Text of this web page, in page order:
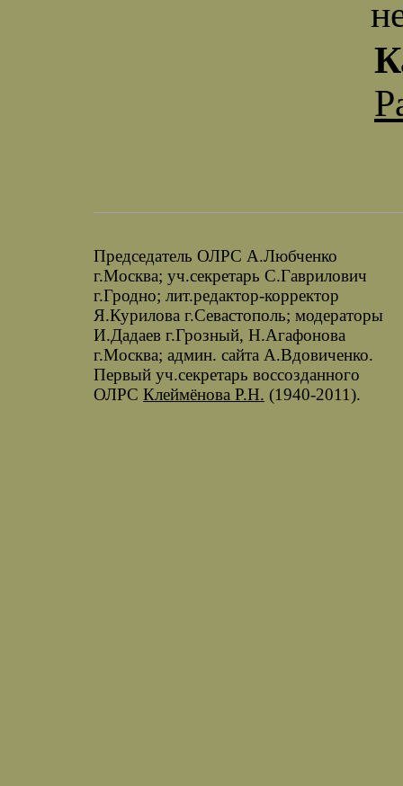
Председатель ОЛРС А.Любченко
г.Москва; уч.секретарь С.Гаврилович
г.Гродно; лит.редактор-корректор
Я.Курилова г.Севастополь; модераторы
И.Дадаев г.Грозный, Н.Агафонова
г.Москва; админ. сайта А.Вдовиченко.
Первый уч.секретарь воссозданного
ОЛРС Клеймёнова Р.Н. (1940-2011).